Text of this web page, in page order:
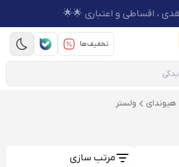
، اقساطی و اعتباری 🌟🌟
تخفیف‌ها
هیوندای ولستر
مرتب سازی